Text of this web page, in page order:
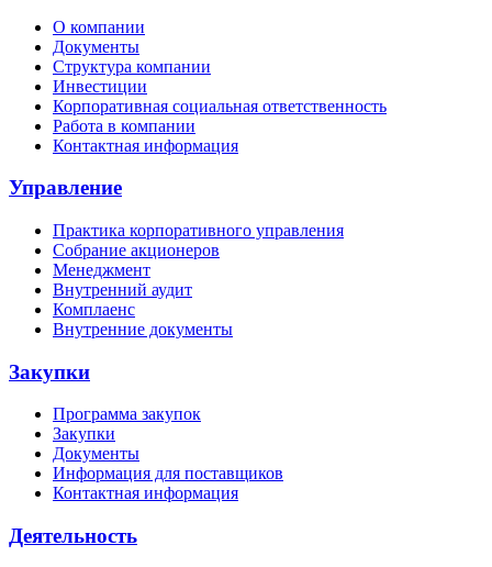
О компании
Документы
Структура компании
Инвестиции
Корпоративная социальная ответственность
Работа в компании
Контактная информация
Управление
Практика корпоративного управления
Собрание акционеров
Менеджмент
Внутренний аудит
Комплаенс
Внутренние документы
Закупки
Программа закупок
Закупки
Документы
Информация для поставщиков
Контактная информация
Деятельность